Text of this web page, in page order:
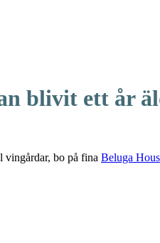
blivit ett år
vingårdar, bo på fina Beluga